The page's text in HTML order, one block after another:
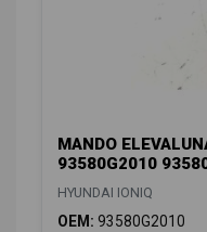
MANDO
93580G2010
HYUNDAI IONIQ
OEM: 93580G2010